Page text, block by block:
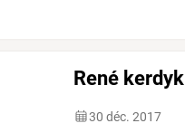
René kerdyk
30 déc. 2017